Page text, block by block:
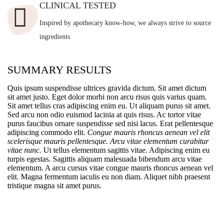
CLINICAL TESTED
Inspired by apothecary know-how, we always strive to source
ingredients
SUMMARY RESULTS
Quis ipsum suspendisse ultrices gravida dictum. Sit amet dictum
sit amet justo. Eget dolor morbi non arcu risus quis varius quam.
Sit amet tellus cras adipiscing enim eu. Ut aliquam purus sit amet.
Sed arcu non odio euismod lacinia at quis risus. Ac tortor vitae
purus faucibus ornare suspendisse sed nisi lacus. Erat pellentesque
adipiscing commodo elit. Congue mauris rhoncus aenean vel elit
scelerisque mauris pellentesque. Arcu vitae elementum curabitur
vitae nunc. Ut tellus elementum sagittis vitae. Adipiscing enim eu
turpis egestas. Sagittis aliquam malesuada bibendum arcu vitae
elementum. A arcu cursus vitae congue mauris rhoncus aenean vel
elit. Magna fermentum iaculis eu non diam. Aliquet nibh praesent
tristique magna sit amet purus.